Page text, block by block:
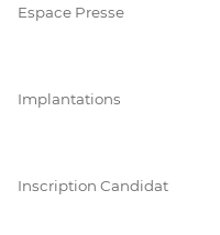
Espace Presse
Implantations
Inscription Candidat